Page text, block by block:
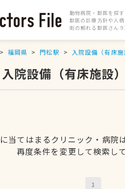
動物病院・獣医を探
獣医の診療方針や人
街の頼れる獣医さん
福岡県 門松駅 入院設備（有床施
院設備（有床施設
当てはまるクリニック・病院
再度条件を変更して検索し
1